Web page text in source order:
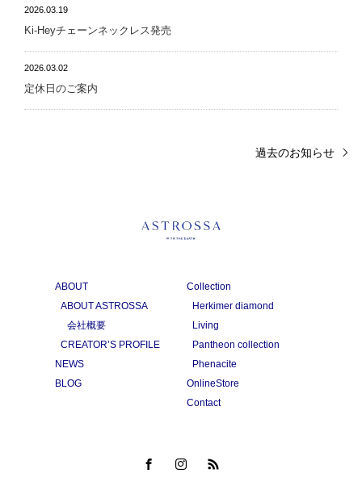
2026.03.19
Ki-Heyチェーンネックレス発売
2026.03.02
定休日のご案内
過去のお知らせ
ABOUT
ABOUT ASTROSSA
会社概要
CREATOR’S PROFILE
NEWS
BLOG
Collection
Herkimer diamond
Living
Pantheon collection
Phenacite
OnlineStore
Contact